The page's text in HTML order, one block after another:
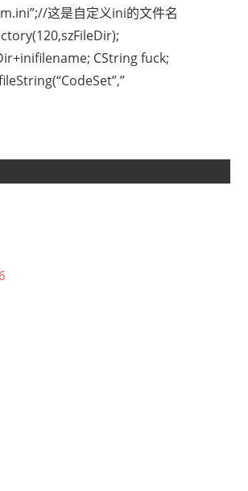
这是自定义ini的文件名
CString fuck;